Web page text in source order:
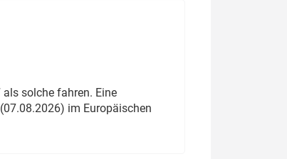
solche fahren. Eine
im Europäischen